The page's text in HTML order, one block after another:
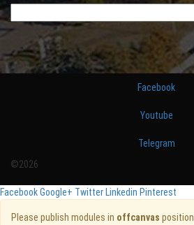
Facebook
Youtube
Telegram
©2026
FacebookGoogle+ TwitterLinkedin Pinterest
Please publish modules in offcanvas position.